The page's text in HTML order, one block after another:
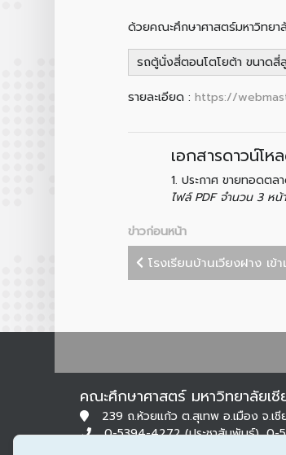
ด้วยคณะศึกษาศาสตร์มหาวิทยา
รถตู้นั่งสี่ตอนโตโยต้า ขนาดสี่
รายละเอียด :https://
เอกสารดาวน์โห
1.ประกาศ ขายทอดตล
ไฟล์ PDF จำนวน 3 หน้
ข่าวก่อนหน้า
โรงเรียนบ้านเวียงฝาง
คณะศึกษาศาสตร์ มหาวิทยาลัยเชี
239 ถ.ห้วยแก้ว ต.สุเทพ อ.เมือง จ.เ
0-5394-4272 (ประชาสัมพันธ์), 0-